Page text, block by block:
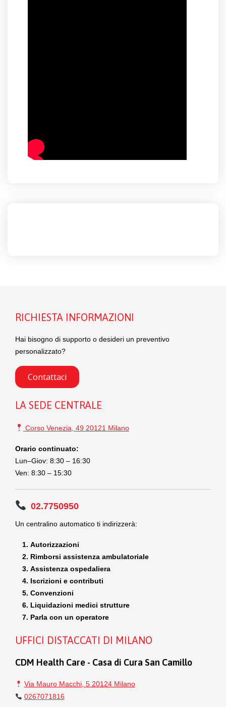
RICHIESTA INFORMAZIONI
Hai bisogno di supporto o desideri un preventivo
personalizzato?
Contattaci
LA SEDE CENTRALE
Corso Venezia, 49 20121 Milano
Orario continuato:
Lun–Giov: 8:30 – 16:30
Ven: 8:30 – 15:30
02.7750950
Un centralino automatico ti indirizzerà:
Autorizzazioni
Rimborsi assistenza ambulatoriale
Assistenza ospedaliera
Iscrizioni e contributi
Convenzioni
Liquidazioni medici strutture
Parla con un operatore
UFFICI DISTACCATI DI MILANO
CDM Health Care - Casa di Cura San Camillo
Via Mauro Macchi, 5 20124 Milano
0267071816